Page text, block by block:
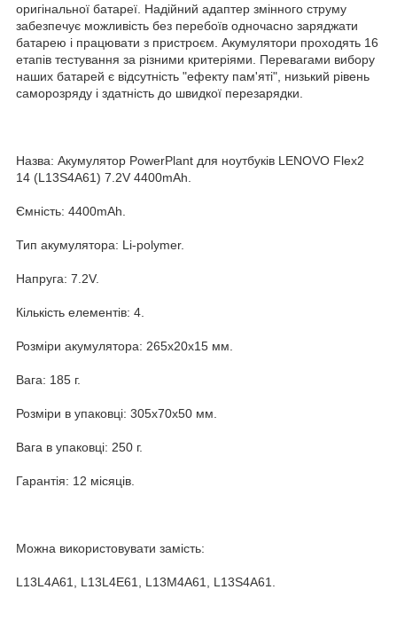
оригінальної батареї. Надійний адаптер змінного струму
забезпечує можливість без перебоїв одночасно заряджати
батарею і працювати з пристроєм. Акумулятори проходять 16
етапів тестування за різними критеріями. Перевагами вибору
наших батарей є відсутність "ефекту пам'яті", низький рівень
саморозряду і здатність до швидкої перезарядки.
Назва: Акумулятор PowerPlant для ноутбуків LENOVO Flex2
14 (L13S4A61) 7.2V 4400mAh.
Ємність: 4400mAh.
Тип акумулятора: Li-polymer.
Напруга: 7.2V.
Кількість елементів: 4.
Розміри акумулятора: 265x20x15 мм.
Вага: 185 г.
Розміри в упаковці: 305x70x50 мм.
Вага в упаковці: 250 г.
Гарантія: 12 місяців.
Можна використовувати замість:
L13L4A61, L13L4E61, L13M4A61, L13S4A61.